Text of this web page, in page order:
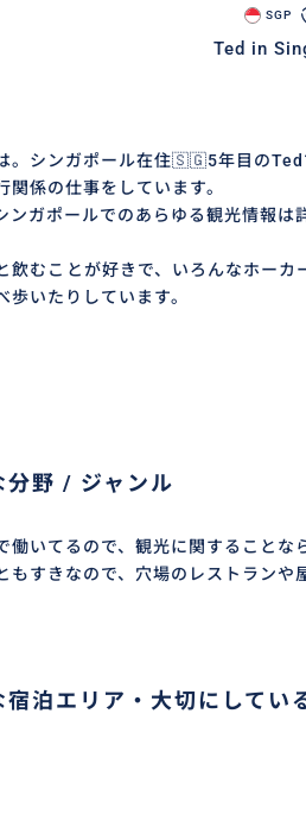
SGP
Ted in
。シンガポール在住🇸🇬5年目のTed
関係の仕事をしています。
ンガポールでのあらゆる観光情報は
飲むことが好きで、いろんなホー
歩いたりしています。
分野 / ジャンル
働いてるので、観光に関することな
もすきなので、穴場のレストランや
宿泊エリア・大切にしてい